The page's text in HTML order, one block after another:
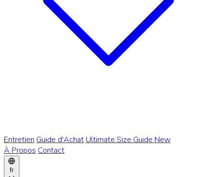
Entretien Guide d'Achat Ultimate Size Guide New
À Propos Contact
fr